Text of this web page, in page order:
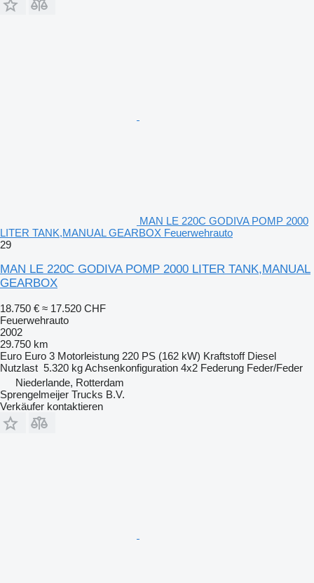
MAN LE 220C GODIVA POMP 2000
LITER TANK,MANUAL GEARBOX Feuerwehrauto
29
MAN LE 220C GODIVA POMP 2000 LITER TANK,MANUAL
GEARBOX
18.750 € ≈ 17.520 CHF
Feuerwehrauto
2002
29.750 km
Euro Euro 3 Motorleistung 220 PS (162 kW) Kraftstoff Diesel
Nutzlast 5.320 kgAchsenkonfiguration 4x2 Federung Feder/Feder
Niederlande, Rotterdam
Sprengelmeijer Trucks B.V.
Verkäufer kontaktieren